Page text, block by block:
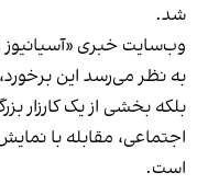
شد.
وب‌سایت خبری «آسیانیوز
به نظر می‌رسد این
بلکه بخشی از یک کارزار
اجتماعی، مقابله با
است.